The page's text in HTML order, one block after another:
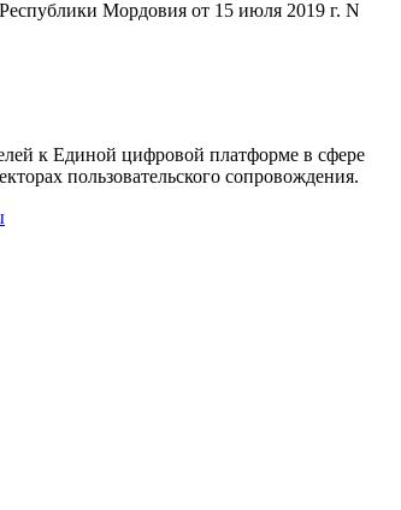
Мордовия от 15 июля 2019 г. N
к Единой цифровой платформе в сфере
пользовательского сопровождения.